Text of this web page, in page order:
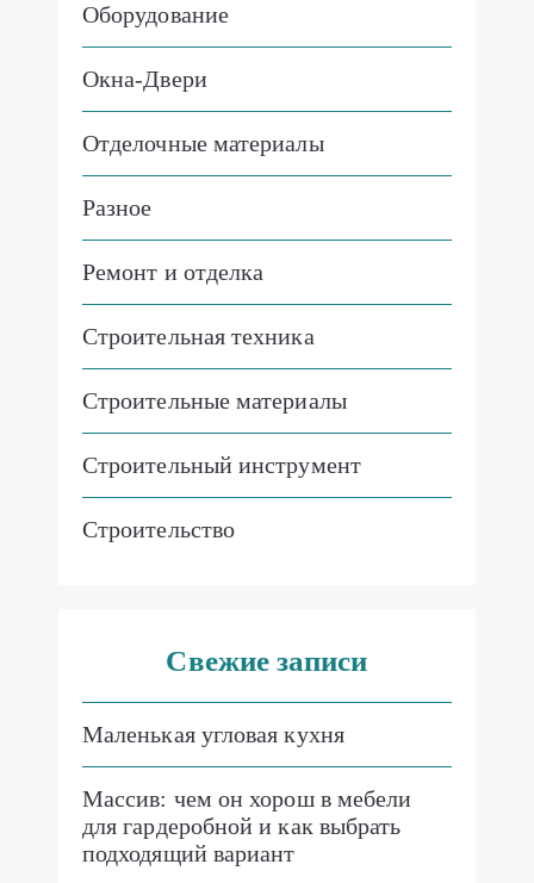
Оборудование
Окна-Двери
Отделочные материалы
Разное
Ремонт и отделка
Строительная техника
Строительные материалы
Строительный инструмент
Строительство
Свежие записи
Маленькая угловая кухня
Массив: чем он хорош в мебели
для гардеробной и как выбрать
подходящий вариант